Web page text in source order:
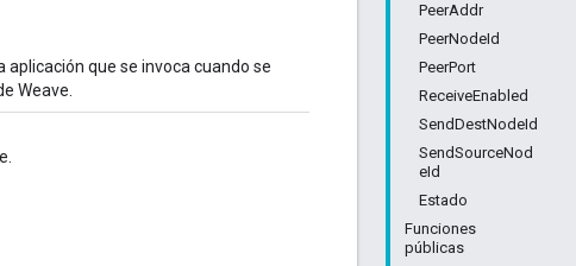
PeerAddr
PeerNodeId
PeerPort
ReceiveEnabled
SendDestNodeId
SendSourceNod
eId
Estado
Funciones
públicas
aplicación que se invoca cuando se
Weave.